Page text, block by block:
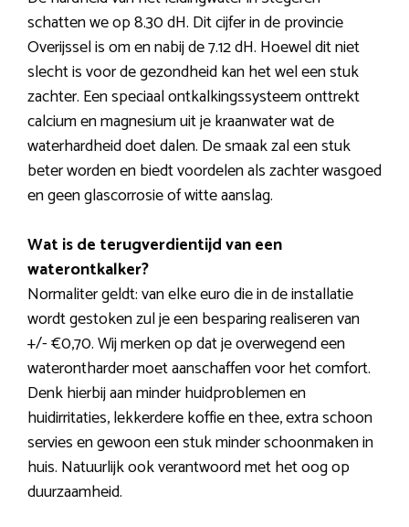
schatten we op 8.30 dH. Dit cijfer in de provincie
Overijssel is om en nabij de 7.12 dH. Hoewel dit niet
slecht is voor de gezondheid kan het wel een stuk
zachter. Een speciaal ontkalkingssysteem onttrekt
calcium en magnesium uit je kraanwater wat de
waterhardheid doet dalen. De smaak zal een stuk
beter worden en biedt voordelen als zachter wasgoed
en geen glascorrosie of witte aanslag.
Wat is de terugverdientijd van een
waterontkalker?
Normaliter geldt: van elke euro die in de installatie
wordt gestoken zul je een besparing realiseren van
+/- €0,70. Wij merken op dat je overwegend een
waterontharder moet aanschaffen voor het comfort.
Denk hierbij aan minder huidproblemen en
huidirritaties, lekkerdere koffie en thee, extra schoon
servies en gewoon een stuk minder schoonmaken in
huis. Natuurlijk ook verantwoord met het oog op
duurzaamheid.